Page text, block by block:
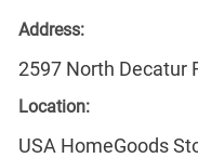
Address:
2597 North Decatur
Location:
USA HomeGoods